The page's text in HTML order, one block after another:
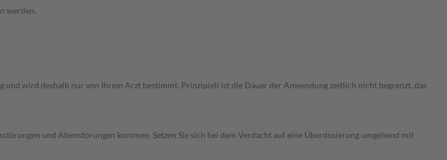
werden.
wird deshalb nur von Ihrem Arzt bestimmt. Prinzipiell ist die Dauer der Anwendung zeitlich nicht begrenzt, das
und Atemstörungen kommen. Setzen Sie sich bei dem Verdacht auf eine Überdosierung umgehend mit